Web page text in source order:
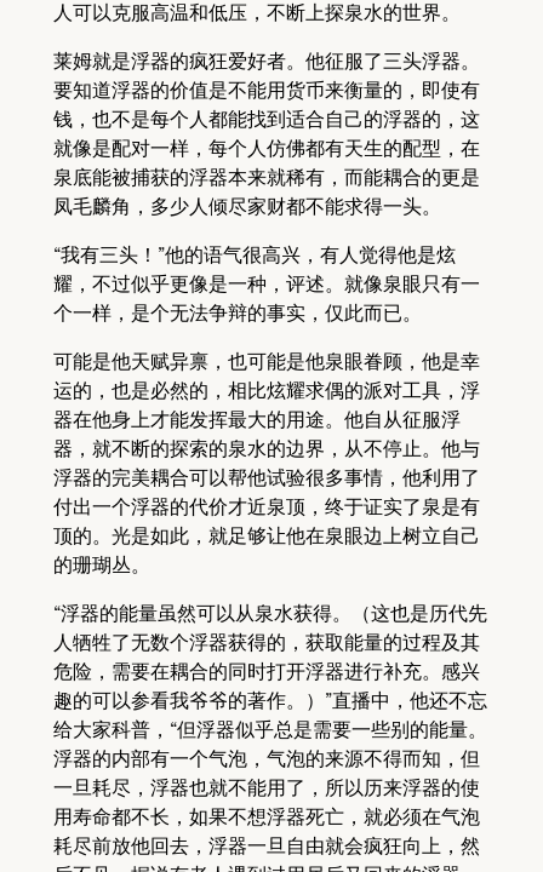
人可以克服高温和低压，不断上探泉水的世界。
莱姆就是浮器的疯狂爱好者。他征服了三头浮器。
要知道浮器的价值是不能用货币来衡量的，即使有
钱，也不是每个人都能找到适合自己的浮器的，这
就像是配对一样，每个人仿佛都有天生的配型，在
泉底能被捕获的浮器本来就稀有，而能耦合的更是
凤毛麟角，多少人倾尽家财都不能求得一头。
“我有三头！”他的语气很高兴，有人觉得他是炫
耀，不过似乎更像是一种，评述。就像泉眼只有一
个一样，是个无法争辩的事实，仅此而已。
可能是他天赋异禀，也可能是他泉眼眷顾，他是幸
运的，也是必然的，相比炫耀求偶的派对工具，浮
器在他身上才能发挥最大的用途。他自从征服浮
器，就不断的探索的泉水的边界，从不停止。他与
浮器的完美耦合可以帮他试验很多事情，他利用了
付出一个浮器的代价才近泉顶，终于证实了泉是有
顶的。光是如此，就足够让他在泉眼边上树立自己
的珊瑚丛。
“浮器的能量虽然可以从泉水获得。（这也是历代先
人牺牲了无数个浮器获得的，获取能量的过程及其
危险，需要在耦合的同时打开浮器进行补充。感兴
趣的可以参看我爷爷的著作。）”直播中，他还不忘
给大家科普，“但浮器似乎总是需要一些别的能量。
浮器的内部有一个气泡，气泡的来源不得而知，但
一旦耗尽，浮器也就不能用了，所以历来浮器的使
用寿命都不长，如果不想浮器死亡，就必须在气泡
耗尽前放他回去，浮器一旦自由就会疯狂向上，然